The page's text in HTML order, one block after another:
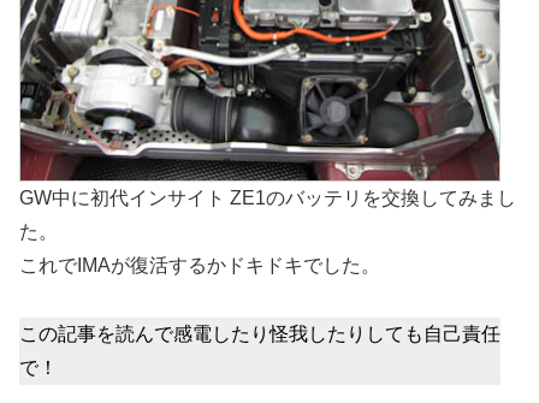
GW中に初代インサイト ZE1のバッテリを交換してみまし
た。
これでIMAが復活するかドキドキでした。
この記事を読んで感電したり怪我したりしても自己責任
で！